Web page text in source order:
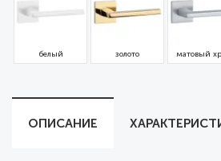
белый золото матовый
ОПИСАНИЕ